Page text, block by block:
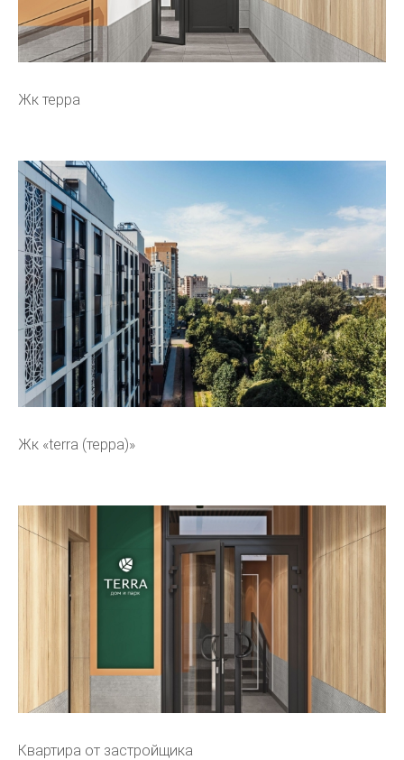
Жк терра
Жк «terra (терра)»
Квартира от застройщика